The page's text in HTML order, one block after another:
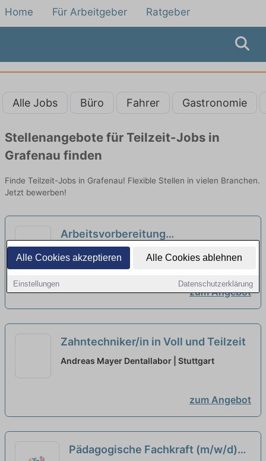
Alle Cookies akzeptieren Alle Cookies ablehnen
Einstellungen Datenschutzerklärung
Home Für Arbeitgeber Ratgeber
Alle Jobs Büro Fahrer Gastronomie
Stellenangebote für Teilzeit-Jobs in
Grafenau finden
Finde Teilzeit-Jobs in Grafenau! Flexible Stellen in vielen Branchen.
Jetzt bewerben!
Arbeitsvorbereitung
Zahntechnische Labor Dentallabor
Voll/und Teilzeit
Andreas Mayer Dentallabor | Stuttgart
zum Angebot
Zahntechniker/in in Voll und Teilzeit
Andreas Mayer Dentallabor | Stuttgart
zum Angebot
Pädagogische Fachkraft (m/w/d)